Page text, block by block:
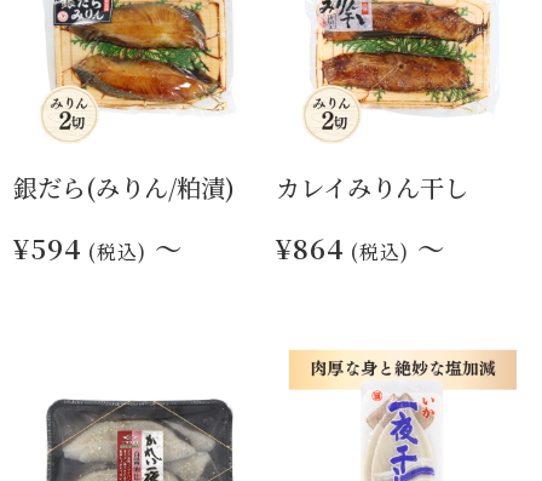
銀だら(みりん/粕漬)
¥594 (税込) ～
カレイみりん干し
¥864 (税込) ～